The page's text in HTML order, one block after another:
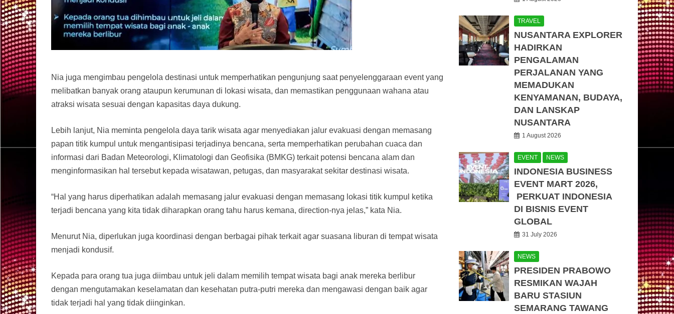
Nia juga mengimbau pengelola destinasi untuk memperhatikan pengunjung saat penyelenggaraan event yang
melibatkan banyak orang ataupun kerumunan di lokasi wisata, dan memastikan penggunaan wahana atau
atraksi wisata sesuai dengan kapasitas daya dukung.
Lebih lanjut, Nia meminta pengelola daya tarik wisata agar menyediakan jalur evakuasi dengan memasang
papan titik kumpul untuk mengantisipasi terjadinya bencana, serta memperhatikan perubahan cuaca dan
informasi dari Badan Meteorologi, Klimatologi dan Geofisika (BMKG) terkait potensi bencana alam dan
menginformasikan hal tersebut kepada wisatawan, petugas, dan masyarakat sekitar destinasi wisata.
“Hal yang harus diperhatikan adalah memasang jalur evakuasi dengan memasang lokasi titik kumpul ketika
terjadi bencana yang kita tidak diharapkan orang tahu harus kemana, direction-nya jelas,” kata Nia.
Menurut Nia, diperlukan juga koordinasi dengan berbagai pihak terkait agar suasana liburan di tempat wisata
menjadi kondusif.
Kepada para orang tua juga diimbau untuk jeli dalam memilih tempat wisata bagi anak mereka berlibur
dengan mengutamakan keselamatan dan kesehatan putra-putri mereka dan mengawasi dengan baik agar
tidak terjadi hal yang tidak diinginkan.
TRAVEL
NUSANTARA EXPLORER
HADIRKAN
PENGALAMAN
PERJALANAN YANG
MEMADUKAN
KENYAMANAN, BUDAYA,
DAN LANSKAP
NUSANTARA
1 August 2026
EVENT NEWS
INDONESIA BUSINESS
EVENT MART 2026,
PERKUAT INDONESIA
DI BISNIS EVENT
GLOBAL
31 July 2026
NEWS
PRESIDEN PRABOWO
RESMIKAN WAJAH
BARU STASIUN
SEMARANG TAWANG